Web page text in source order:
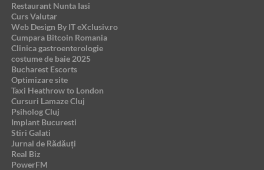
Restaurant Nunta Iasi
Curs Valutar
Web Design By IT eXclusiv.ro
Cumpara Bitcoin Romania
Clinica gastroenterologie
costume de baie 2025
Bucharest Escorts
Optimizare site
Taxi Heathrow to London
Cursuri Lamaze Cluj
Psiholog Cluj
Implant Bucuresti
Stiri Galati
Jurnal de Rădăuți
Real Biz
PowerFM